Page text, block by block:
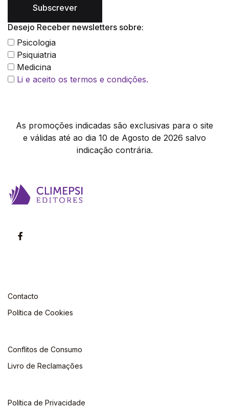
Subscrever
Desejo Receber newsletters sobre:
Psicologia
Psiquiatria
Medicina
Li e aceito os termos e condições.
As promoções indicadas são exclusivas para o site
e válidas até ao dia 10 de Agosto de 2026 salvo
indicação contrária.
Contacto
Política de Cookies
Conflitos de Consumo
Livro de Reclamações
Política de Privacidade